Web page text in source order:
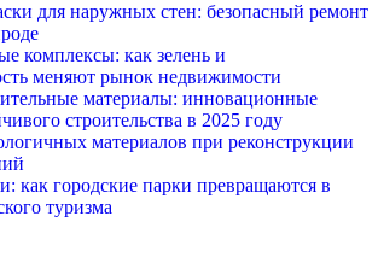
для наружных стен: безопасный ремонт
комплексы: как зелень и
меняют рынок недвижимости
материалы: инновационные
строительства в 2025 году
материалов при реконструкции
как городские парки превращаются в
туризма